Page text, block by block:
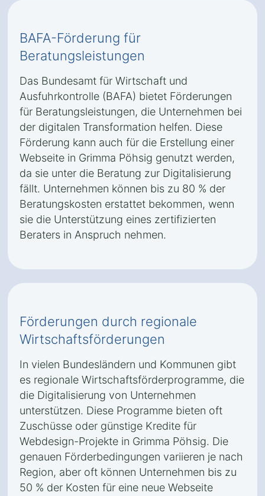
BAFA-Förderung für
Beratungsleistungen
Das Bundesamt für Wirtschaft und
Ausfuhrkontrolle (BAFA) bietet Förderungen
für Beratungsleistungen, die Unternehmen bei
der digitalen Transformation helfen. Diese
Förderung kann auch für die Erstellung einer
Webseite in Grimma Pöhsig genutzt werden,
da sie unter die Beratung zur Digitalisierung
fällt. Unternehmen können bis zu 80 % der
Beratungskosten erstattet bekommen, wenn
sie die Unterstützung eines zertifizierten
Beraters in Anspruch nehmen.
Förderungen durch regionale
Wirtschaftsförderungen
In vielen Bundesländern und Kommunen gibt
es regionale Wirtschaftsförderprogramme, die
die Digitalisierung von Unternehmen
unterstützen. Diese Programme bieten oft
Zuschüsse oder günstige Kredite für
Webdesign-Projekte in Grimma Pöhsig. Die
genauen Förderbedingungen variieren je nach
Region, aber oft können Unternehmen bis zu
50 % der Kosten für eine neue Webseite